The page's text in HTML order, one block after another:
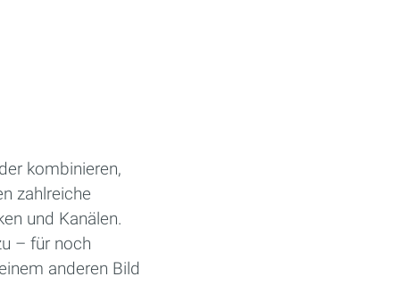
kombinieren,
zahlreiche
und Kanälen.
– für noch
anderen Bild